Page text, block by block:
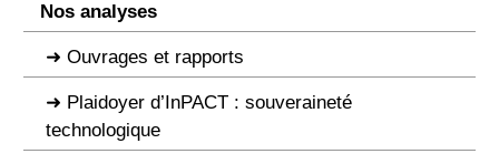
Nos analyses
Ouvrages et rapports
Plaidoyer d’InPACT : souveraineté
technologique